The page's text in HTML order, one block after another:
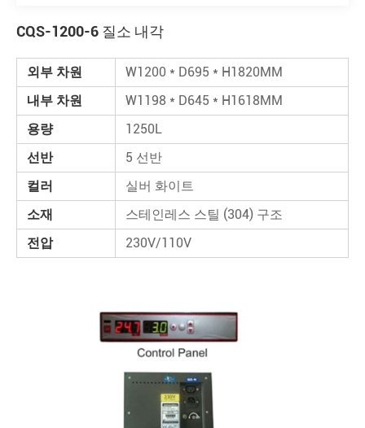
CQS-1200-6 질소 내각
외부 차원
W1200 * D695 * H1820MM
내부 차원
W1198 * D645 * H1618MM
용량
1250L
선반
5 선반
컬러
실버 화이트
소재
스테인레스 스틸 (304) 구조
전압
230V/110V